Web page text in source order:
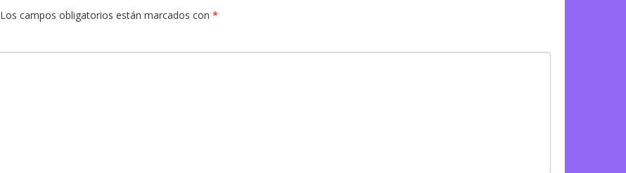
Los campos obligatorios están marcados con *